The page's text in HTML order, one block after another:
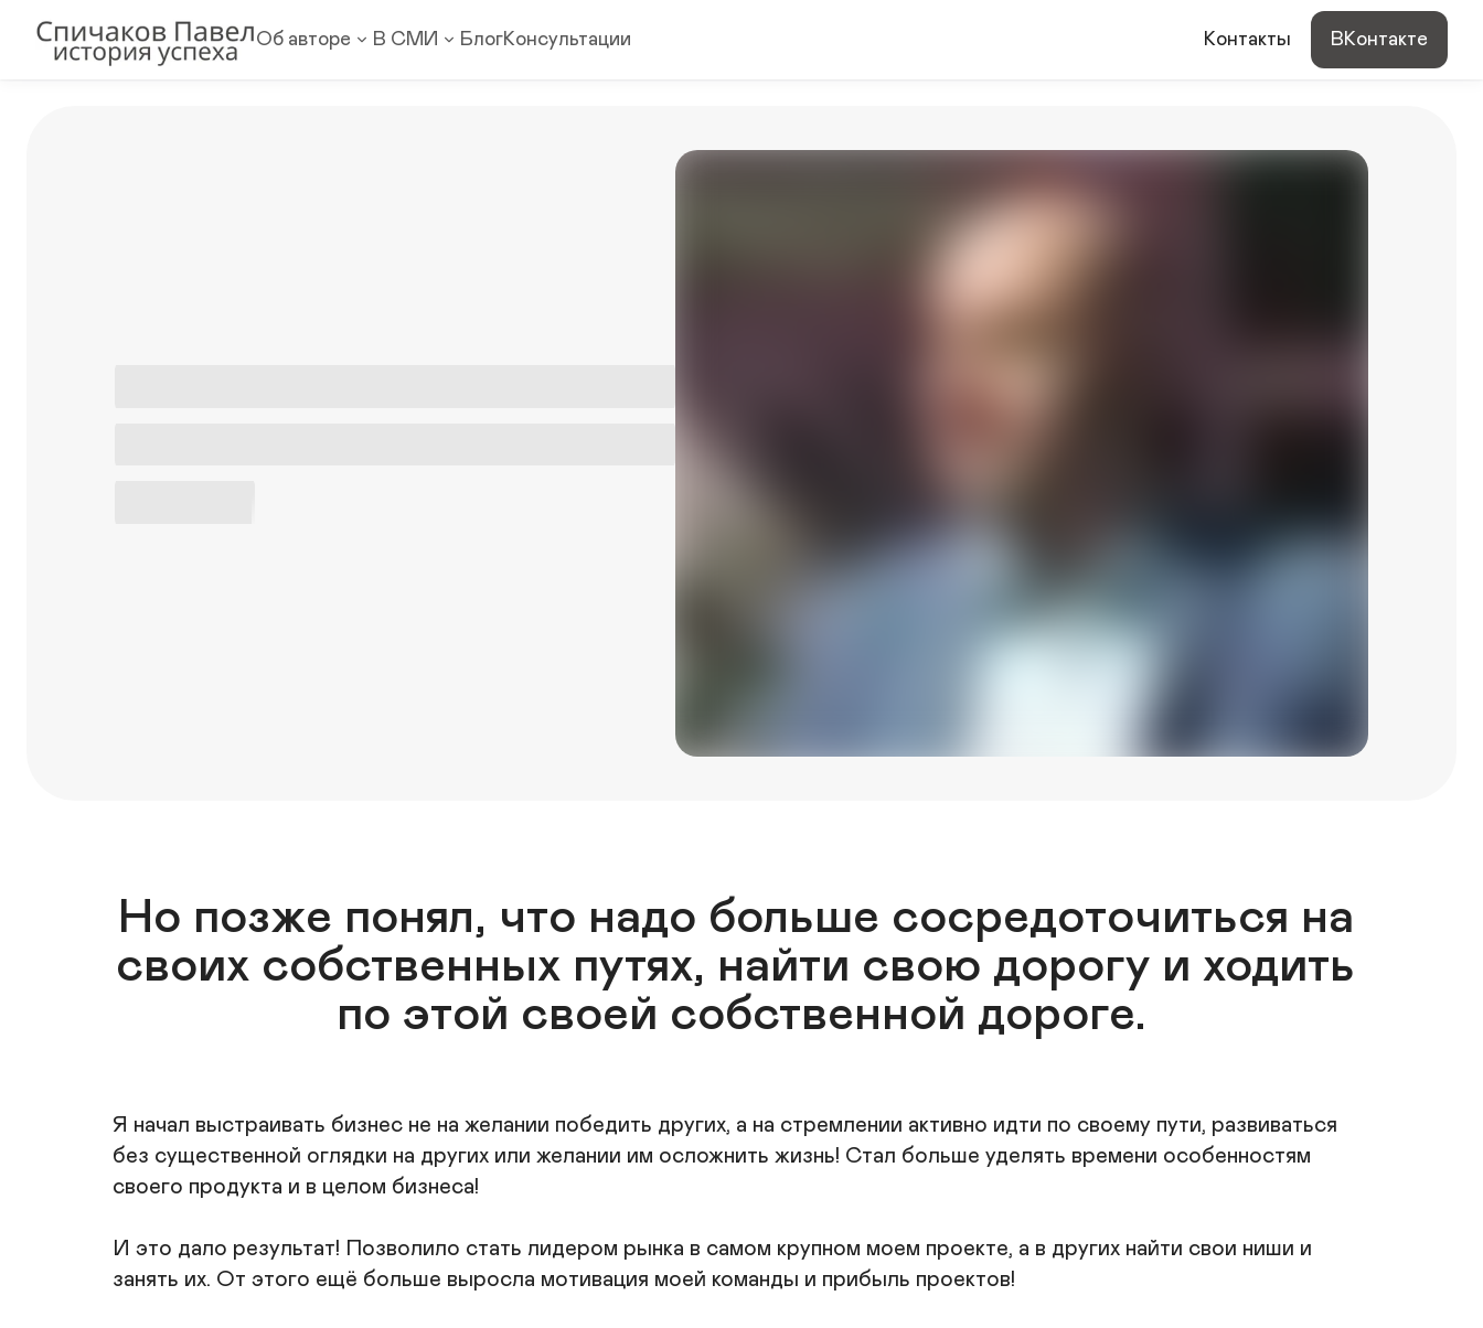
Об авторе В СМИ БлогКонсультации Контакты ВКонтакте
Но позже понял, что надо больше сосредоточиться на
своих собственных путях, найти свою дорогу и ходить
по этой своей собственной дороге.
Я начал выстраивать бизнес не на желании победить других, а на стремлении активно идти по своему пути, развиваться
без существенной оглядки на других или желании им осложнить жизнь! Стал больше уделять времени особенностям
своего продукта и в целом бизнеса!
И это дало результат! Позволило стать лидером рынка в самом крупном моем проекте, а в других найти свои ниши и
занять их. От этого ещё больше выросла мотивация моей команды и прибыль проектов!